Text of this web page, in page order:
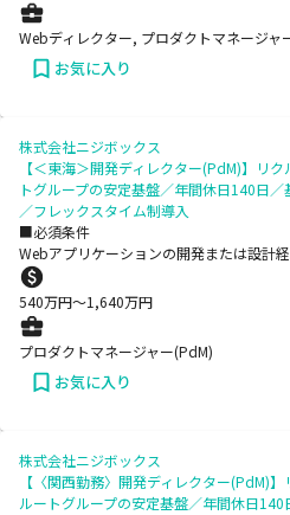
Webディレクター, プロダクトマネージャ
お気に入り
株式会社ニジボックス
【＜東海＞開発ディレクター(PdM)】リ
トグループの安定基盤／年間休日140日
／フレックスタイム制導入
■必須条件
Webアプリケーションの開発または設計経
540万円〜1,640万円
プロダクトマネージャー(PdM)
お気に入り
株式会社ニジボックス
【〈関西勤務〉開発ディレクター(PdM)
ルートグループの安定基盤／年間休日